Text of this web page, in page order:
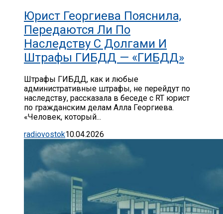
Юрист Георгиева Пояснила,
Передаются Ли По
Наследству С Долгами И
Штрафы ГИБДД — «ГИБДД»
Штрафы ГИБДД, как и любые
административные штрафы, не перейдут по
наследству, рассказала в беседе с RT юрист
по гражданским делам Алла Георгиева.
«Человек, который...
radiovostok10.04.2026